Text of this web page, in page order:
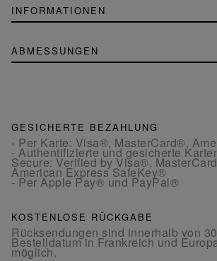
INFORMATIONEN
ABMESSUNGEN
GESICHERTE BEZAHLUNG
- Per Karte: Visa®, MasterCard®,
- Authentifizierte und gesicherte
Secure: Verified by Visa®,
American Express SafeKey®
- Per Apple Pay® und PayPal®
KOSTENLOSE RÜCKGABE
Rücksendungen sind innerhalb von
Bestelldatum in Frankreich und
möglich.